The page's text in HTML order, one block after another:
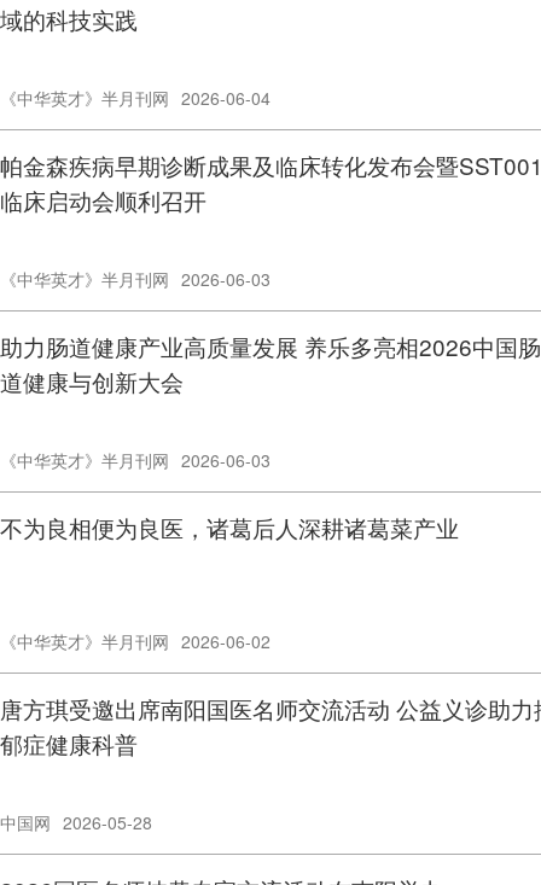
域的科技实践
《中华英才》半月刊网 2026-06-04
帕金森疾病早期诊断成果及临床转化发布会暨
临床启动会顺利召开
《中华英才》半月刊网 2026-06-03
助力肠道健康产业高质量发展 养乐多亮相2026中国肠
道健康与创新大会
《中华英才》半月刊网 2026-06-03
不为良相便为良医，诸葛后人深耕诸葛菜产业
《中华英才》半月刊网 2026-06-02
唐方琪受邀出席南阳国医名师交流活动 公益义诊助力
郁症健康科普
中国网 2026-05-28